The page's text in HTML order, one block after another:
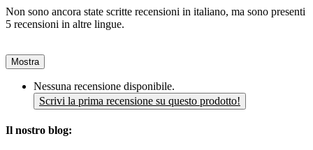
Non sono ancora state scritte recensioni in italiano, ma sono presenti
5 recensioni in altre lingue.
Mostra
Nessuna recensione disponibile.
Scrivi la prima recensione su questo prodotto!
Il nostro blog: